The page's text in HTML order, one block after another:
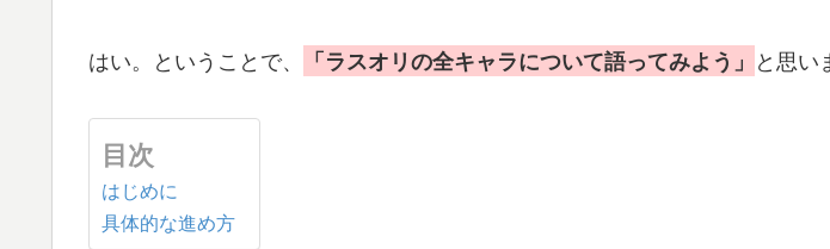
はい。ということで、 「ラスオリの全キャラについて語ってみよう」 と思い
目次
はじめに
具体的な進め方